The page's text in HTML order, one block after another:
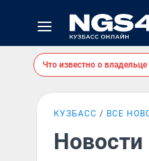
Что известно о
КУЗБАСС ВСЕ
Новости